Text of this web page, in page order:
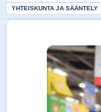
YHTEISKUNTA JA SÄÄNTELY